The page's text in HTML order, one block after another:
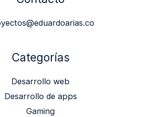
Categorías
Desarrollo web
Desarrollo de apps
Gaming